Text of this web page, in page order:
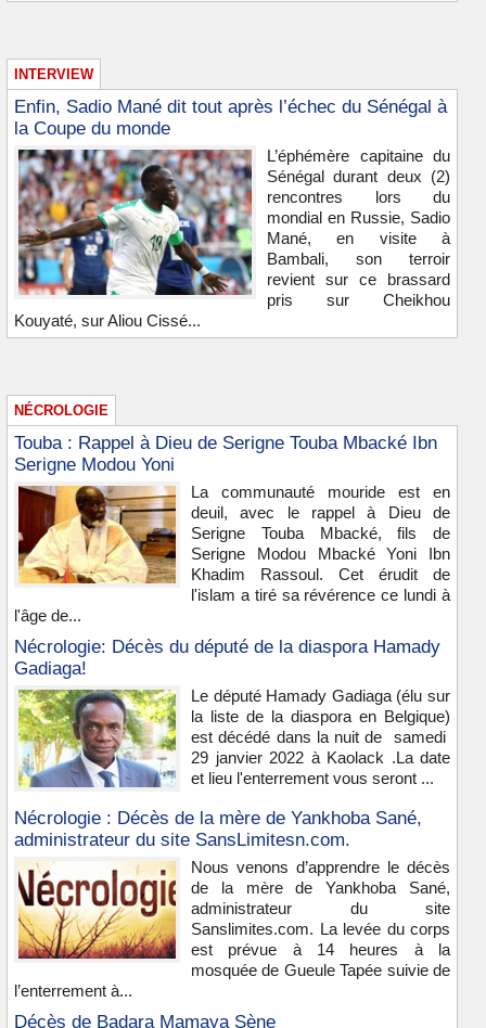
INTERVIEW
Enfin, Sadio Mané dit tout après l’échec du Sénégal à
la Coupe du monde
L’éphémère capitaine du
Sénégal durant deux (2)
rencontres lors du
mondial en Russie, Sadio
Mané, en visite à
Bambali, son terroir
revient sur ce brassard
pris sur Cheikhou
Kouyaté, sur Aliou Cissé...
NÉCROLOGIE
Touba : Rappel à Dieu de Serigne Touba Mbacké Ibn
Serigne Modou Yoni
La communauté mouride est en
deuil, avec le rappel à Dieu de
Serigne Touba Mbacké, fils de
Serigne Modou Mbacké Yoni Ibn
Khadim Rassoul. Cet érudit de
l'islam a tiré sa révérence ce lundi à
l'âge de...
Nécrologie: Décès du député de la diaspora Hamady
Gadiaga!
Le député Hamady Gadiaga (élu sur
la liste de la diaspora en Belgique)
est décédé dans la nuit de samedi
29 janvier 2022 à Kaolack .La date
et lieu l'enterrement vous seront ...
Nécrologie : Décès de la mère de Yankhoba Sané,
administrateur du site SansLimitesn.com.
Nous venons d’apprendre le décès
de la mère de Yankhoba Sané,
administrateur du site
Sanslimites.com. La levée du corps
est prévue à 14 heures à la
mosquée de Gueule Tapée suivie de
l’enterrement à...
Décès de Badara Mamaya Sène